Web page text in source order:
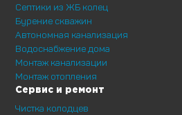
Септики из ЖБ колец
Бурение скважин
Автономная канализация
Водоснабжение дома
Монтаж канализации
Монтаж отопления
Сервис и ремонт
Чистка колодцев